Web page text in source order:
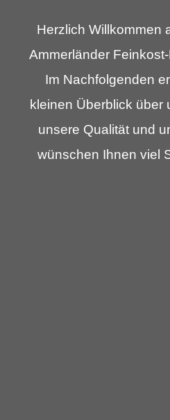
Herzlich Willkommen
Ammerländer
Im Nachfolgenden
kleinen Überblick über
unsere Qualität und
wünschen Ihnen viel